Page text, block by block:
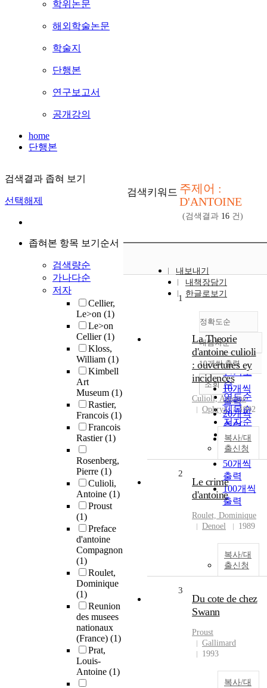
학위논문
해외학술논문
학술지
단행본
연구보고서
공개강의
home
단행본
검색결과 좁혀 보기
선택해제
좁혀본 항목 보기순서
검색량순
가나다순
저자
Cellier,
Le>on (1)
Le>on
Cellier(1)
Kloss,
William (1)
Kimbell
Art
Museum (1)
Rastier,
Francois (1)
Francois
Rastier(1)
Rosenberg,
Pierre (1)
Culioli,
Antoine (1)
Proust
(1)
Preface
d'antoine
Compagnon
(1)
Roulet,
Dominique
(1)
Reunion
des musees
nationaux
(France) (1)
Prat,
Louis-
Antoine (1)
검색키워드 주제어 :
D'ANTOINE
(검색결과 16 건)
내보내기
내책장담기
한글로보기
정확도순
정확도
순
인기도
순
연도순
제목순
저자순
발행기
관순
내림차순
내림차순
10개씩 출력
10개씩
출력
20개씩
출력
30개씩
출력
50개씩
출력
100개씩
출력
조회
1
La Theorie
d'antoine culioli
: ouvertures ey
incidences
Culioli, Antoine
Ophrys
1992
복사/대
출신청
2
Le crime
d'antoine
Roulet, Dominique
Denoel
1989
복사/대
출신청
3
Du cote de chez
Swann
Proust
Gallimard
1993
복사/대